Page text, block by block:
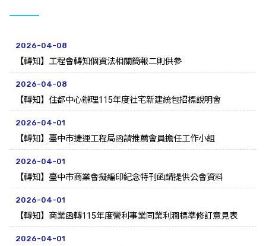
2026-04-08
【轉知】工程會轉知個資法相關簡報二則供參
2026-04-08
【轉知】住都中心辦理115年度社宅新建統包招標說明會
2026-04-01
【轉知】臺中市捷運工程局函請推薦會員擔任工作小組
2026-04-01
【轉知】臺中市商業會擬編印紀念特刊函請提供公會資料
2026-04-01
【轉知】商業函轉115年度營利事業同業利潤標準修訂意見表
2026-04-01